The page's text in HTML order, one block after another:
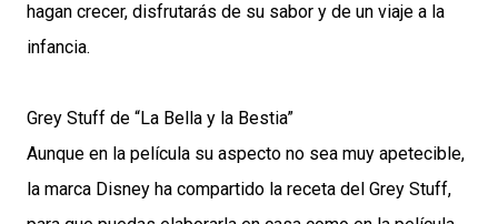
hagan crecer, disfrutarás de su sabor y de un viaje a la
infancia.
Grey Stuff de “La Bella y la Bestia”
Aunque en la película su aspecto no sea muy apetecible,
la marca Disney ha compartido la receta del Grey Stuff,